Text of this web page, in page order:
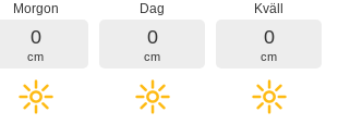
Morgon
0
cm
Dag
0
cm
Kväll
0
cm